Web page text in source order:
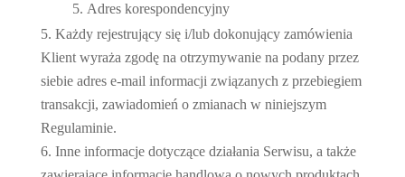
Adres korespondencyjny
Każdy rejestrujący się i/lub dokonujący zamówienia
Klient wyraża zgodę na otrzymywanie na podany przez
siebie adres e-mail informacji związanych z przebiegiem
transakcji, zawiadomień o zmianach w niniejszym
Regulaminie.
Inne informacje dotyczące działania Serwisu, a także